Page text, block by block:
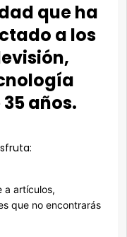
que ha
a los
años.
a artículos,
que no encontrarás